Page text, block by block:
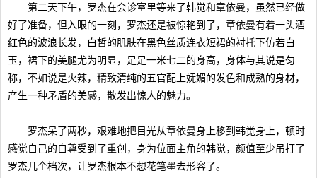
第二天下午，罗杰在会诊室里等来了韩觉和章依曼，虽然已经做
好了准备，但入眼的一刻，罗杰还是被惊艳到了，章依曼有着一头酒
红色的波浪长发，白皙的肌肤在黑色丝质连衣短裙的衬托下仿若白
玉，裙下的美腿尤为明显，足足一米七二的身高，身体与其说是匀
称，不如说是火辣，精致清纯的五官配上妩媚的发色和成熟的身材，
产生一种矛盾的美感，散发出惊人的魅力。
罗杰呆了两秒，艰难地把目光从章依曼身上移到韩觉身上，顿时
感觉自己的自尊受到了重创，身为位面主角的韩觉，颜值至少吊打了
罗杰几个档次，让罗杰根本不想花笔墨去形容了。